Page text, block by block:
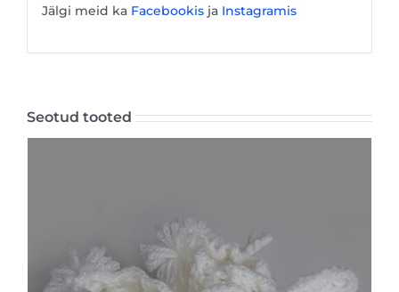
Jälgi meid ka Facebookisja Instagramis
Seotud tooted